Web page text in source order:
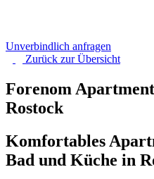
Unverbindlich anfragen
Zurück zurÜbersicht
Forenom
Rostock
Komfortables
Bad und Küche in